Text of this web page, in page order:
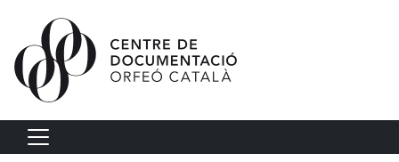
Vés al contingut
Navegació principal